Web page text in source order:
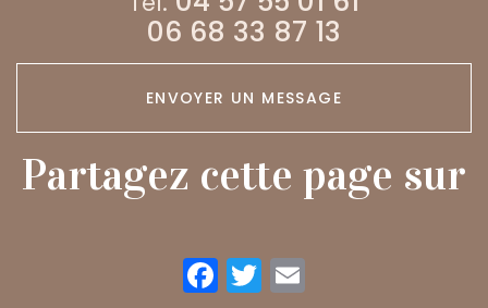
06 68 33 87 13
ENVOYER UN MESSAGE
Partagez cette page sur
Facebook
Twitter